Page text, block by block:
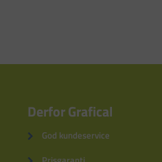
Derfor Grafical
God kundeservice